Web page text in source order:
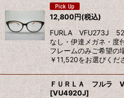
12,800円(税込)
FURLA VFU273J 52
なし・伊達メガネ・
フレームのみご希望の
￥11,520をお選びくだ
ＦＵＲＬＡ フル
[VU4920J]